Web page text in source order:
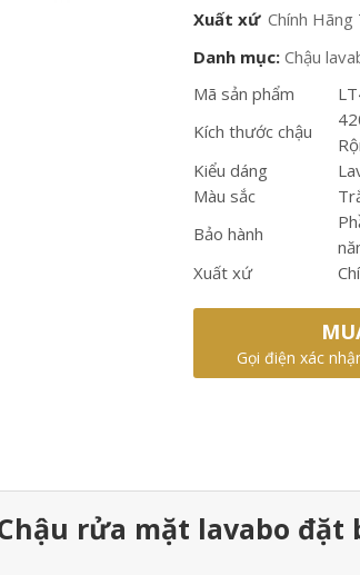
Xuất xứ Chính Hãng
Danh mục: Chậu
Mã sản phẩm
Kích thước chậu
Kiểu dáng
Màu sắc
Bảo hành
Xuất xứ
Gọi điện xác
rửa mặt lavabo đặt